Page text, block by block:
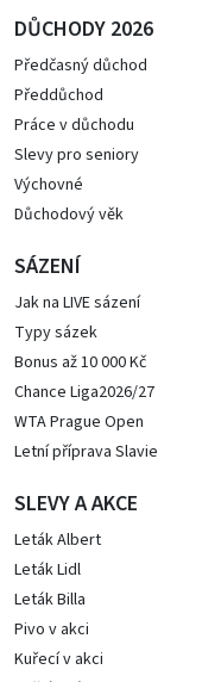
DŮCHODY 2026
Předčasný důchod
Předdůchod
Práce v důchodu
Slevy pro seniory
Výchovné
Důchodový věk
SÁZENÍ
Jak na LIVE sázení
Typy sázek
Bonus až 10 000 Kč
Chance Liga2026/27
WTA Prague Open
Letní příprava Slavie
SLEVY A AKCE
Leták Albert
Leták Lidl
Leták Billa
Pivo v akci
Kuřecí v akci